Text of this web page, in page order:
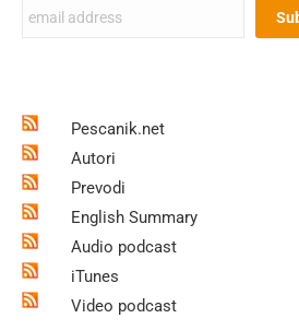
Pescanik.net
Autori
Prevodi
English Summary
Audio podcast
iTunes
Video podcast